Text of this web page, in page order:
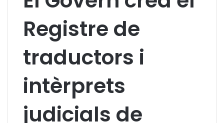
Registre de
traductors i
intèrprets
judicials de